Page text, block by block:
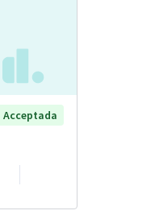
Acceptada